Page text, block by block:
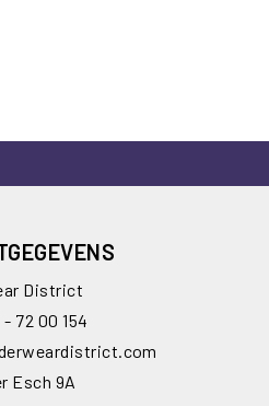
District
- 72 00 154
Esch 9A